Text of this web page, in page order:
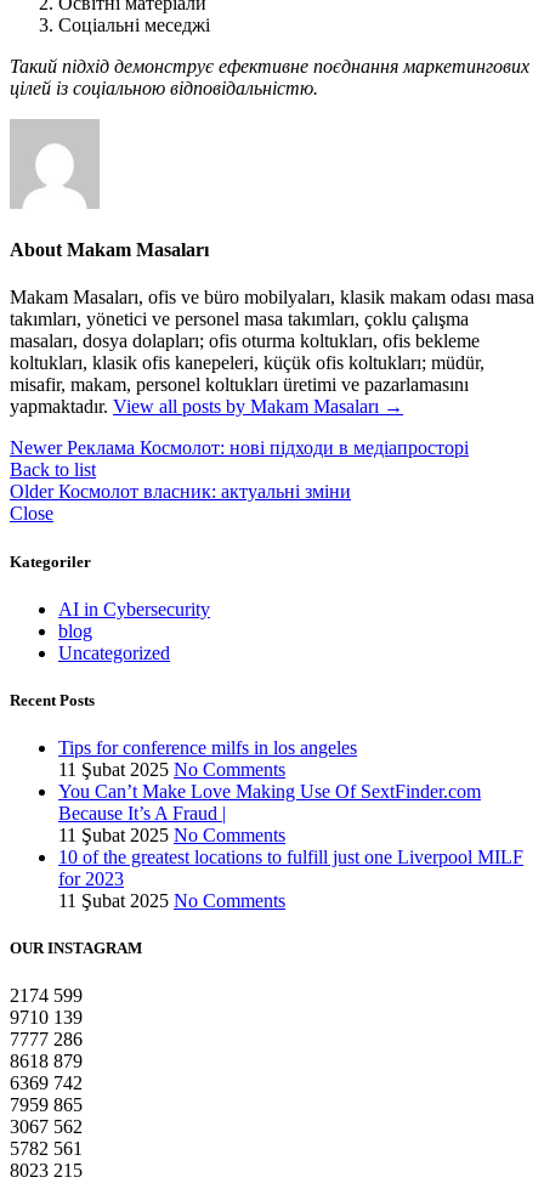
Соціальні меседжі
Такий підхід демонструє ефективне поєднання маркетингових
цілей із соціальною відповідальністю.
About Makam Masaları
Makam Masaları, ofis ve büro mobilyaları, klasik makam odası masa
takımları, yönetici ve personel masa takımları, çoklu çalışma
masaları, dosya dolapları; ofis oturma koltukları, ofis bekleme
koltukları, klasik ofis kanepeleri, küçük ofis koltukları; müdür,
misafir, makam, personel koltukları üretimi ve pazarlamasını
yapmaktadır. View all posts by Makam Masaları →
Newer Реклама Космолот: нові підходи в медіапросторі
Back to list
Older Космолот власник: актуальні зміни
Close
Kategoriler
AI in Cybersecurity
blog
Uncategorized
Recent Posts
Tips for conference milfs in los angeles
11 Şubat 2025 No Comments
You Can’t Make Love Making Use Of SextFinder.com
Because It’s A Fraud |
11 Şubat 2025 No Comments
10 of the greatest locations to fulfill just one Liverpool MILF
for 2023
11 Şubat 2025 No Comments
OUR INSTAGRAM
2174 599
9710 139
7777 286
8618 879
6369 742
7959 865
3067 562
5782 561
8023 215